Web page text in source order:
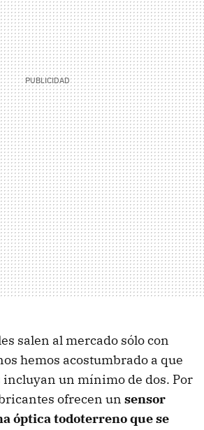
salen al mercado sólo con
hemos acostumbrado a que
un mínimo de dos. Por
ofrecen un sensor
óptica todoterreno que se